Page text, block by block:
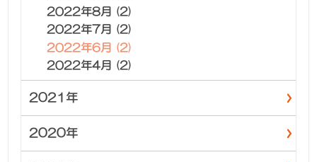
2022年8月 (2)
2022年7月 (2)
2022年6月 (2)
2022年4月 (2)
2021年
2020年